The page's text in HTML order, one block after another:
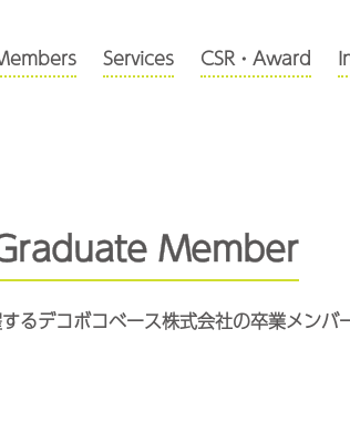
Services CSR・Award
Member
るデコボコベース株式会社の卒業メンバ